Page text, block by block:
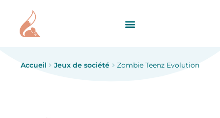
Accueil Jeux de société Zombie Teenz Evolution